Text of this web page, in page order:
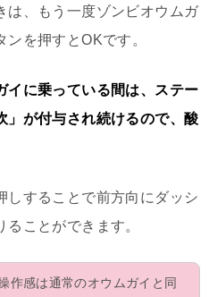
は、もう一度ゾンビオウムガ
を押すとOKです。
イに乗っている間は、ステー
」が付与され続けるので、酸
しすることで前方向にダッシ
ことができます。
作感は通常のオウムガイと同